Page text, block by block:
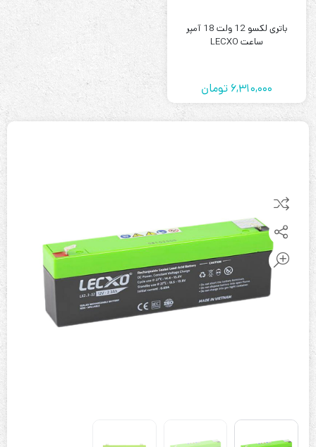
باتری لکسو 12 ولت 18 آمپر
ساعت LECXO
6,310,000 تومان